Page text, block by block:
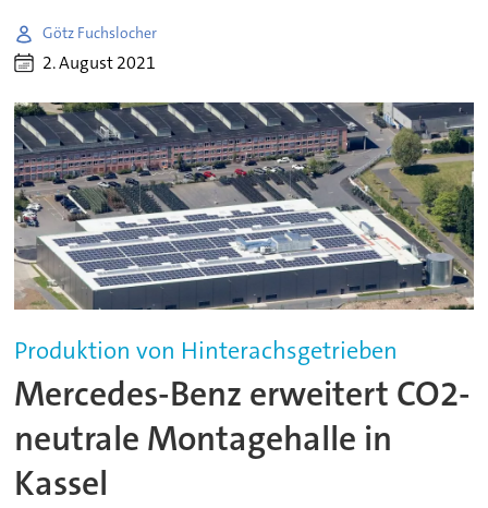
Götz Fuchslocher
2. August 2021
Produktion von Hinterachsgetrieben
Mercedes-Benz erweitert CO2-
neutrale Montagehalle in
Kassel